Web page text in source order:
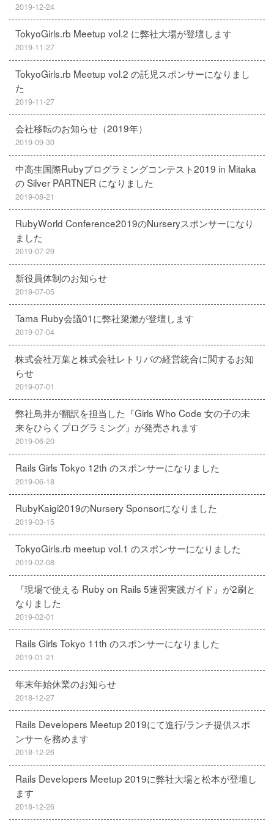
2019-12-24
TokyoGirls.rb Meetup vol.2 に弊社大場が登壇します
2019-11-27
TokyoGirls.rb Meetup vol.2 の託児スポンサーになりまし
た
2019-11-27
会社移転のお知らせ（2019年）
2019-09-30
中高生国際Rubyプログラミングコンテスト2019 in Mitaka
の Silver PARTNER になりました
2019-08-21
RubyWorld Conference2019のNurseryスポンサーになり
ました
2019-07-29
新役員体制のお知らせ
2019-07-05
Tama Ruby会議01に弊社簗瀨が登壇します
2019-07-04
株式会社万葉と株式会社レトリバの経営統合に関するお知
らせ
2019-07-01
弊社鳥井が翻訳を担当した『Girls Who Code 女の子の未
来をひらくプログラミング』が発売されます
2019-06-20
Rails Girls Tokyo 12th のスポンサーになりました
2019-06-18
RubyKaigi2019のNursery Sponsorになりました
2019-03-15
TokyoGirls.rb meetup vol.1 のスポンサーになりました
2019-02-08
『現場で使える Ruby on Rails 5速習実践ガイド』が2刷と
なりました
2019-02-01
Rails Girls Tokyo 11th のスポンサーになりました
2019-01-21
年末年始休業のお知らせ
2018-12-27
Rails Developers Meetup 2019にて進行/ランチ提供スポ
ンサーを務めます
2018-12-26
Rails Developers Meetup 2019に弊社大場と松本が登壇し
ます
2018-12-26